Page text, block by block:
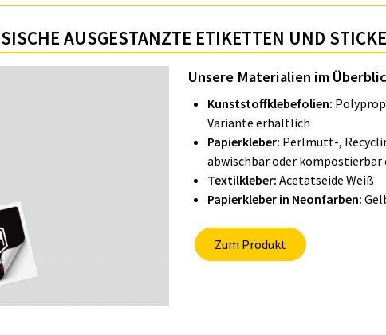
AUSGESTANZTE ETIKETTEN UND
Unsere Materialien im
Kunststoffklebefolien:
Variante erhältlich
Papierkleber: Perlmutt-,
abwischbar oder
Textilkleber: Acetatseide Weiß
Papierkleber in Neonfarben:
Zum Produkt